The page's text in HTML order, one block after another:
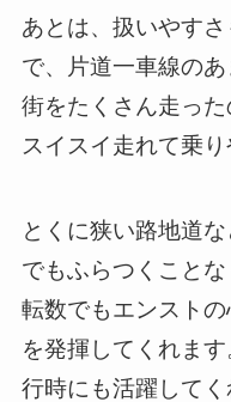
あとは、扱いやす
で、片道一車線の
街をたくさん走っ
スイスイ走れて乗
とくに狭い路地道
でもふらつくこと
転数でもエンスト
を発揮してくれま
行時にも活躍して